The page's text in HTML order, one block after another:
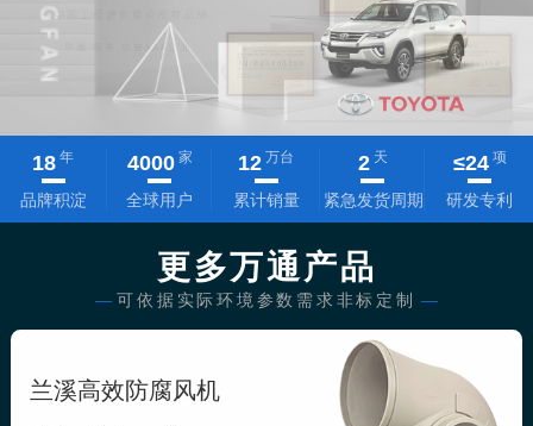
18 年
品牌积淀
4000家
全球用户
12 万台
累计销量
2 天
紧急发货周期
≤24 项
研发专利
更多万通产品
— 可依据实际环境参数需求非标定制 —
兰溪高效防腐风机